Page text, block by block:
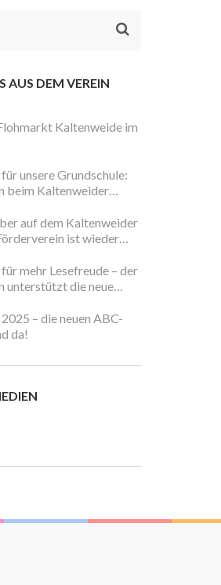
AUS DEM VEREIN
Kaltenweide im
unsere Grundschule:
beim Kaltenweider
auf dem Kaltenweider
ist wieder
mehr Lesefreude – der
unterstützt die neue
die neuen ABC-
da!